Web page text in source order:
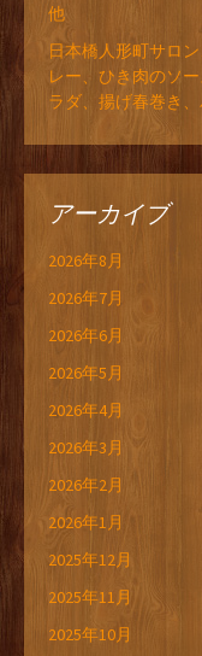
他
日本橋人形町サロ
レー、ひき肉のソ
ラダ、揚げ春巻き
アーカイブ
2026年8月
2026年7月
2026年6月
2026年5月
2026年4月
2026年3月
2026年2月
2026年1月
2025年12月
2025年11月
2025年10月